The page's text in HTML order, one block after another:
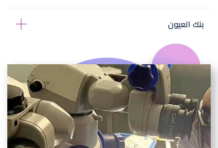
بنك العيون